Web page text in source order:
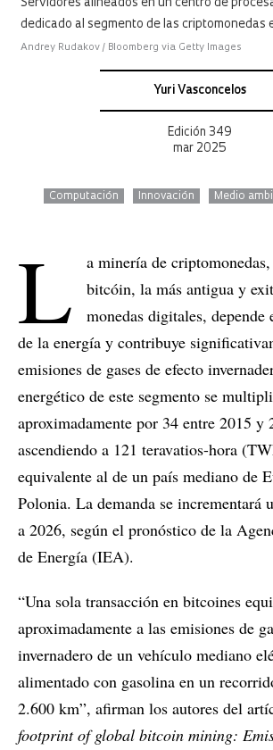
Servidores alineados en un centro de
dedicado al segmento de las criptomonedas
Andrey Rudakov / Bloomberg via Getty Images
Yuri Vasconcelos
Edición 349
mar 2025
Computación Innovación Medio
L
a minería de
bitcóin, la más antigua y
monedas digitales, depende
de la energía y contribuye
emisiones de gases de efecto
energético de este segmento se
aproximadamente por 34 entre 2015 y
ascendiendo a 121 teravatios-hora
equivalente al de un país mediano de
Polonia. La demanda se incrementará
a 2026, según el pronóstico de la
de Energía (IEA).
“Una sola transacción en bitcoines
aproximadamente a las emisiones de
invernadero de un vehículo mediano
alimentado con gasolina en un
2.600 km”, afirman los autores del
footprint of global bitcoin mining: